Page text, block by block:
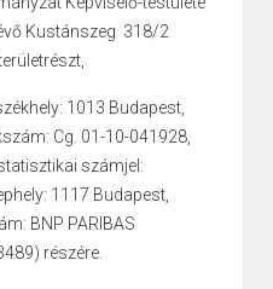
Kustánszeg 318/2
1013 Budapest,
Cg. 01-10-041928,
számjel:
1117 Budapest,
BNP PARIBAS
részére.